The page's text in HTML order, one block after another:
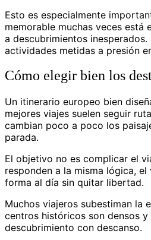
Esto es especialmente
memorable muchas veces está
a descubrimientos
actividades metidas a presión
Cómo elegir bien los
Un itinerario europeo bien
mejores viajes suelen seguir
cambian poco a poco los
parada.
El objetivo no es complicar el
responden a la misma lógica,
forma al día sin quitar libertad.
Muchos viajeros subestiman la
centros históricos son densos
descubrimiento con descanso.